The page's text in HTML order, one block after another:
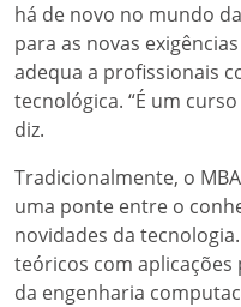
há de novo no mundo
para as novas
adequa a profissionais
tecnológica. “É um
diz.
Tradicionalmente, o
uma ponte entre o
novidades da
teóricos com
da engenharia